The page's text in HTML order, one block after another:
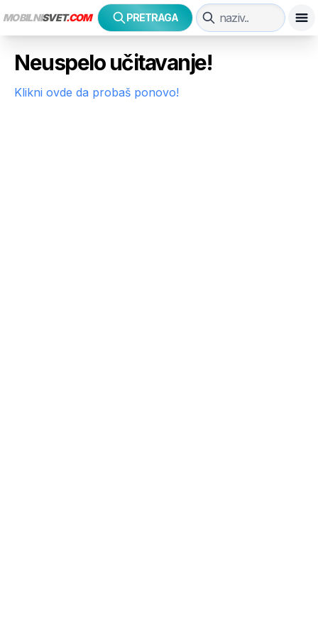
MOBILNISVET.COM PRETRAGA
Neuspelo učitavanje!
Klikni ovde da probaš ponovo!